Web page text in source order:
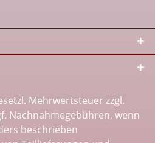
Mehrwertsteuer zzgl.
Nachnahmegebühren, wenn
beschrieben